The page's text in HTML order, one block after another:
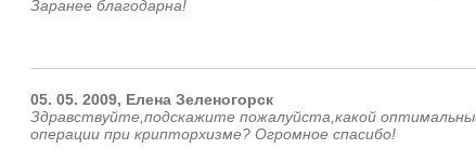
Заранее благодарна!
05. 05. 2009, Елена Зеленогорск
Здравствуйте,подскажите пожалуйста,какой
операции при крипторхизме? Огромное спасибо!